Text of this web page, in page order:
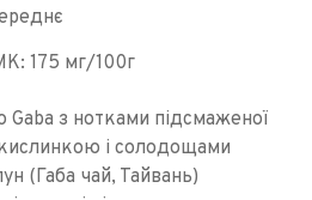
175 мг/100г
з нотками підсмаженої
кислинкою і солодощами
(Габа чай, Тайвань)